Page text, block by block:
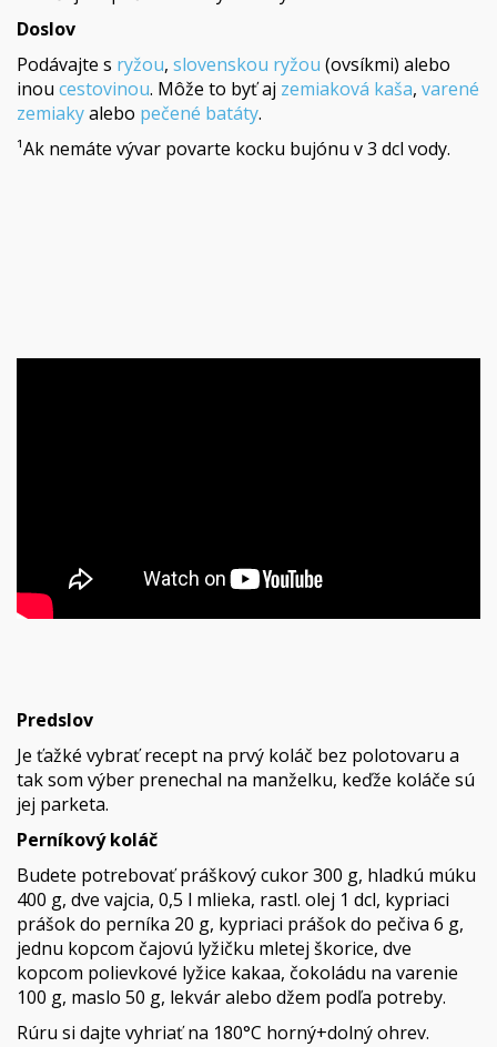
Doslov
Podávajte s ryžou, slovenskou ryžou (ovsíkmi) alebo
inou cestovinou. Môže to byť aj zemiaková kaša, varené
zemiakyalebo pečené batáty.
¹Ak nemáte vývar povarte kocku bujónu v 3 dcl vody.
Predslov
Je ťažké vybrať recept na prvý koláč bez polotovaru a
tak som výber prenechal na manželku, keďže koláče sú
jej parketa.
Perníkový koláč
Budete potrebovať práškový cukor 300 g, hladkú múku
400 g, dve vajcia, 0,5 l mlieka, rastl. olej 1 dcl, kypriaci
prášok do perníka 20 g, kypriaci prášok do pečiva 6 g,
jednu kopcom čajovú lyžičku mletej škorice, dve
kopcom polievkové lyžice kakaa, čokoládu na varenie
100 g, maslo 50 g, lekvár alebo džem podľa potreby.
Rúru si dajte vyhriať na 180°C horný+dolný ohrev.